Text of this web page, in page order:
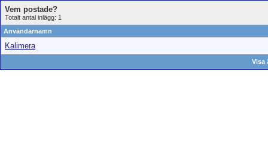
Vem postade?
Totalt antal inlägg: 1
Användarnamn
Kalimera
Visa